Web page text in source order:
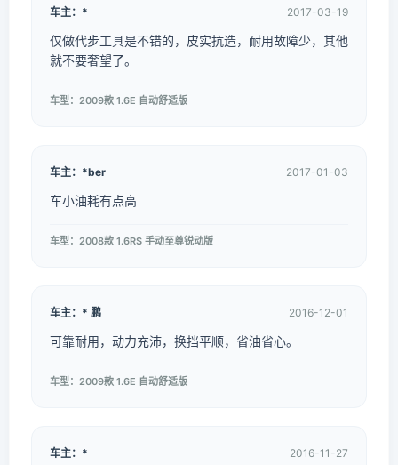
车主：* 2017-03-19
仅做代步工具是不错的，皮实抗造，耐用故障少，其他
就不要奢望了。
车型：2009款 1.6E 自动舒适版
车主：*ber 2017-01-03
车小油耗有点高
车型：2008款 1.6RS 手动至尊锐动版
车主：* 鹏 2016-12-01
可靠耐用，动力充沛，换挡平顺，省油省心。
车型：2009款 1.6E 自动舒适版
车主：* 2016-11-27